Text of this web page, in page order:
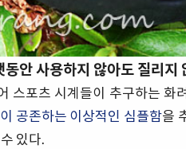
동안 사용하지 않아도 질리지
스포츠 시계들이 추구하는 화
공존하는 이상적인 심플함을
있다.